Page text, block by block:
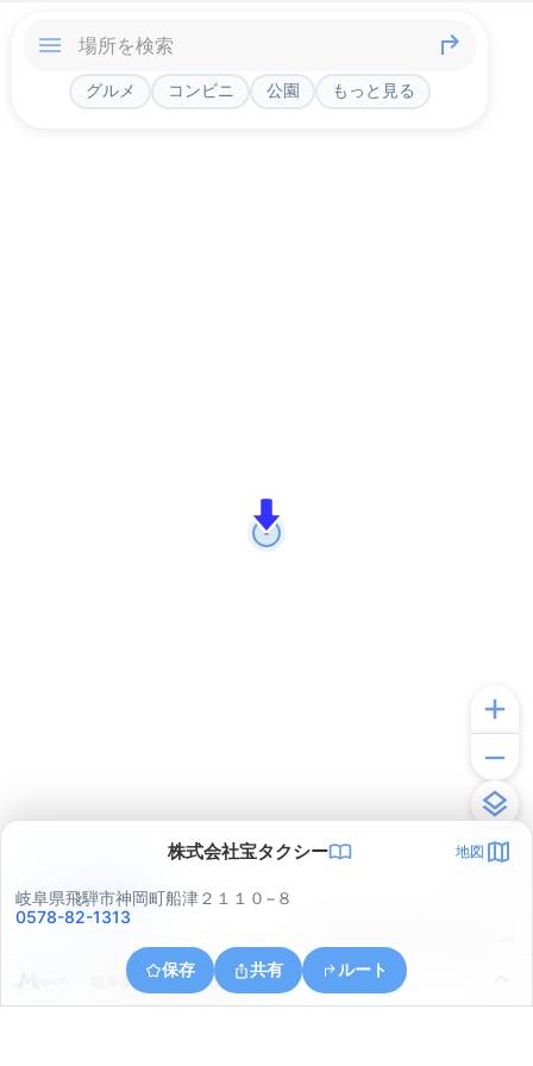
グルメ コンビニ 公園 もっと見る
株式会社宝タクシー 地図
岐阜県飛騨市神岡町船津２１１０−８
0578-82-1313
保存 共有 ルート
岐阜県飛騨市神岡町船津
アプリで見る